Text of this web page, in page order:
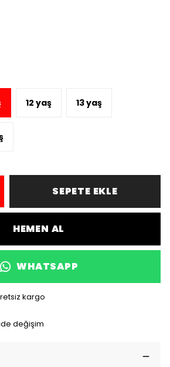
12 yaş 13 yaş
SEPETE EKLE
HEMEN AL
WHATSAPP
kargo
değişim